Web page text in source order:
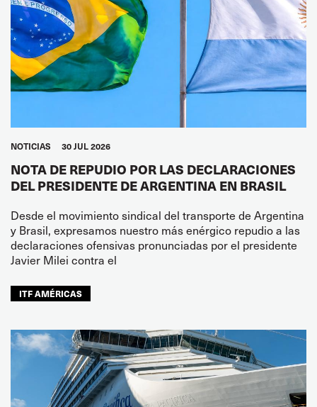
NOTICIAS 30 JUL 2026
NOTA DE REPUDIO POR LAS DECLARACIONES
DEL PRESIDENTE DE ARGENTINA EN BRASIL
Desde el movimiento sindical del transporte de Argentina
y Brasil, expresamos nuestro más enérgico repudio a las
declaraciones ofensivas pronunciadas por el presidente
Javier Milei contra el
ITF AMÉRICAS